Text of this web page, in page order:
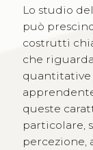
Lo studio
può
costrutti
che
quantitative
queste
particolare,
percezione,